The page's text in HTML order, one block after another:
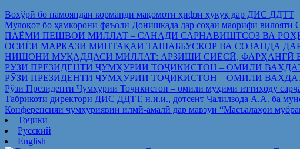
Вохўрӣ бо намояндаи корманди мақомоти ҳифзи ҳуқуқ дар ДИС ДДТТ
Мулоқот бо ҳамкорони фаъоли Донишкада дар соҳаи маорифи
ПАЁМИ ПЕШВОИ МИЛЛАТ – САНАДИ САРНАВИШТСОЗ ВА
ОСИЁИ МАРКАЗӢ МИНТАҚАИ ТАШАББУСКОР ВА СОЗАНДА
НИШОНИ МУҚАДДАСИ МИЛЛАТ: АРЗИШИ СИЁСӢ, ФАРҲАНГӢ
РӮЗИ ПРЕЗИДЕНТИ ҶУМҲУРИИ ТОҶИКИСТОН – ОМИЛИ
РӮЗИ ПРЕЗИДЕНТИ ҶУМҲУРИИ ТОҶИКИСТОН – ОМИЛИ
Рўзи Президенти Ҷумҳурии Тоҷикистон – омили муҳими иттиҳоду
Табрикоти директори ДИС ДДТТ, н.и.и., дотсент Ҷалилзода А.А. ба
Конференсияи ҷумҳуриявии илмӣ-амалӣ дар мавзуи “Масъалаҳои
Тоҷикӣ
Русский
English